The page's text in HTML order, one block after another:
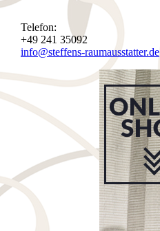
Telefon:
+49 241 35092
info@steffens-raumausstatter.de